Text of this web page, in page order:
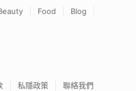
Food
Blog
私隱政策 聯絡我們